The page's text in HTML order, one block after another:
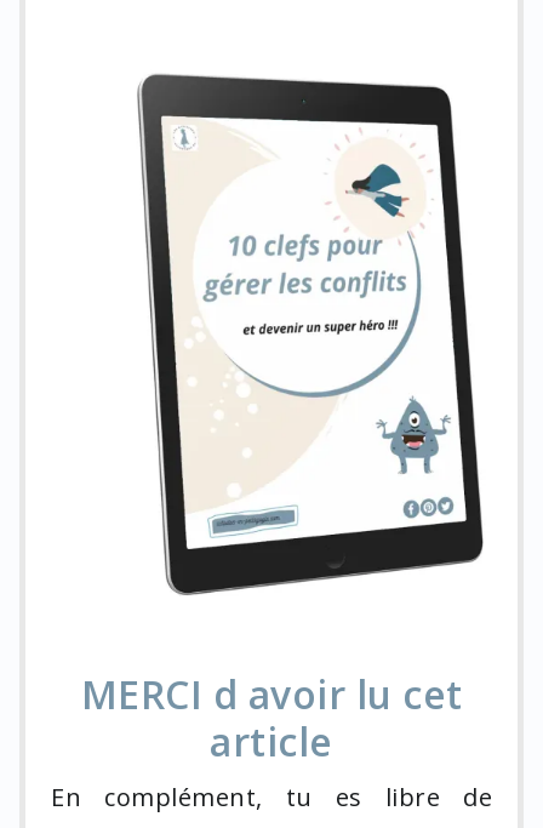
MERCI d avoir lu cet
article
En complément, tu es libre de